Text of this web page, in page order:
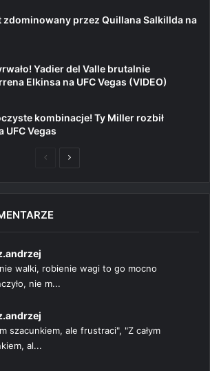
zdominowany przez Quillana Salkillda na
Yadier del Valle brutalnie
Elkinsa na UFC Vegas (VIDEO)
kombinacje! Ty Miller rozbił
UFC Vegas
PoprzedniaNastępna
walki, robienie wagi to go mocno
nie m...
szacunkiem, ale frustraci", "Z całym
al...